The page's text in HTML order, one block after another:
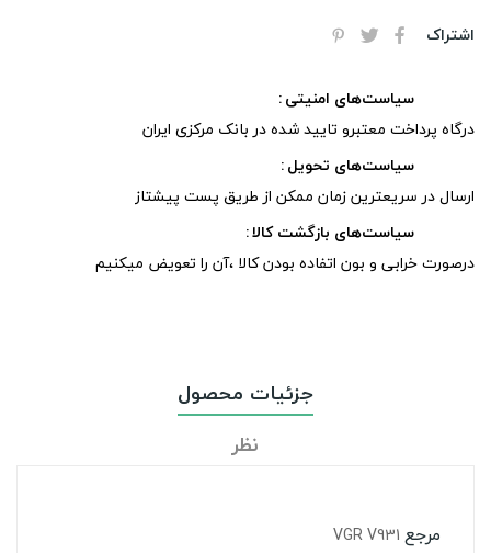
اشتراک
سیاست‌های امنیتی
درگاه پرداخت معتبرو تایید شده در بانک مرکزی ایران
سیاست‌های تحویل
ارسال در سریعترین زمان ممکن از طریق پست پیشتاز
سیاست‌های بازگشت کالا
درصورت خرابی و بون اتفاده بودن کالا ،آن را تعویض میکنیم
جزئیات محصول
نظر
مرجع VGR V931